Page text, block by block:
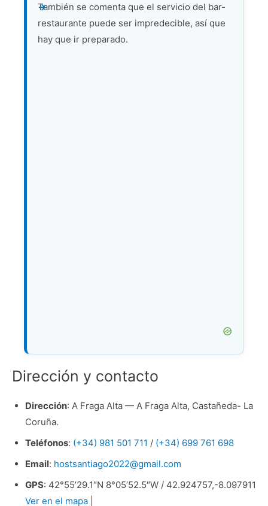
También se comenta que el servicio del bar-
restaurante puede ser impredecible, así que
hay que ir preparado.
Dirección y contacto
Dirección: A Fraga Alta — A Fraga Alta, Castañeda- La
Coruña.
Teléfonos: (+34) 981 501 711 / (+34) 699 761 698
Email: hostsantiago2022@gmail.com
GPS: 42°55’29.1″N 8°05’52.5″W / 42.924757,-8.097911
Ver en el mapa|